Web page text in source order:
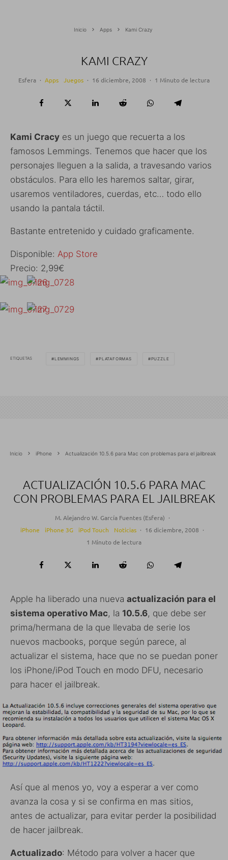
Inicio Apps Kami Crazy
KAMI CRAZY
Esfera · Apps Juegos · 16 diciembre, 2008 · 1 Minuto de lectura
Kami Cracy es un juego que recuerta a los
famosos Lemmings. Tenemos que hacer que los
personajes lleguen a la salida, a travesando varios
obstáculos. Para ello les haremos saltar, girar,
usaremos ventiladores, cuerdas, etc… todo ello
usando la pantala táctil.
Bastante entretenido y cuidado graficamente.
Disponible: App Store
Precio: 2,99€
ETIQUETAS LEMMINGS PLATAFORMAS PUZZLE
Inicio iPhone Actualización 10.5.6 para Mac con problemas para el jailbreak
ACTUALIZACIÓN 10.5.6 PARA MAC
CON PROBLEMAS PARA EL JAILBREAK
M. Alejandro W. García Fuentes (Esfera) ·
iPhone
iPhone 3G iPod Touch Noticias · 16 diciembre, 2008 ·
1 Minuto de lectura
Apple ha liberado una nueva actualización para el
sistema operativo Mac, la 10.5.6, que debe ser
prima/hermana de la que llevaba de serie los
nuevos macbooks, porque según parece, al
actualizar el sistema, hace que no se puedan poner
los iPhone/iPod Touch en modo DFU, necesario
para hacer el jailbreak.
Así que al menos yo, voy a esperar a ver como
avanza la cosa y si se confirma en mas sitios,
antes de actualizar, para evitar perder la posibilidad
de hacer jailbreak.
Actualizado: Método para volver a hacer que